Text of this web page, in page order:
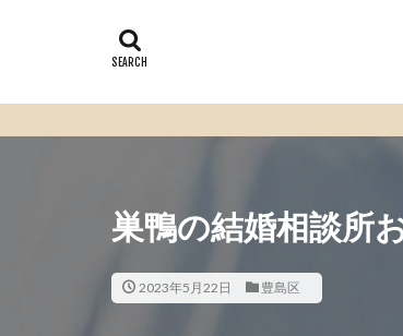
巣鴨の結婚相談所
2023年5月22日 豊島区